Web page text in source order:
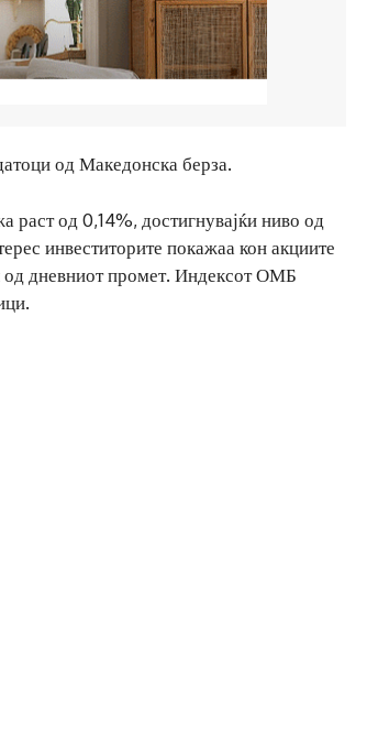
од Македонска берза.
раст од 0,14%, достигнувајќи ниво од
инвеститорите покажаа кон акциите
од дневниот промет. Индексот ОМБ